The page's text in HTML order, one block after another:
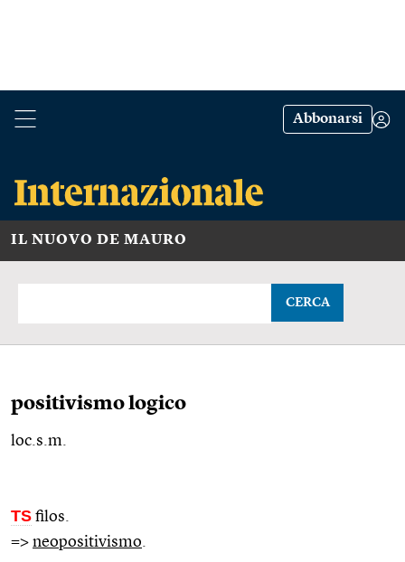
Abbonarsi
IL NUOVO DE MAURO
CERCA
positivismo logico
loc.s.m.
TS filos.
=> neopositivismo